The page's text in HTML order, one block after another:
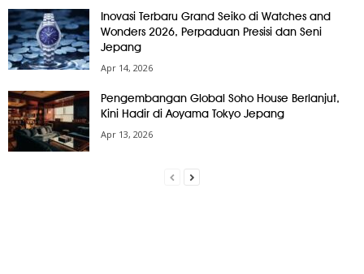
Inovasi Terbaru Grand Seiko di Watches and
Wonders 2026, Perpaduan Presisi dan Seni
Jepang
Apr 14, 2026
Pengembangan Global Soho House Berlanjut,
Kini Hadir di Aoyama Tokyo Jepang
Apr 13, 2026